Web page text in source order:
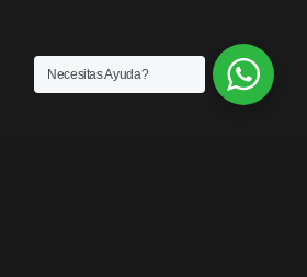
Necesitas Ayuda?